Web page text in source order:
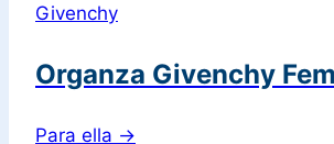
Givenchy
Organza Givenchy
Para ella →